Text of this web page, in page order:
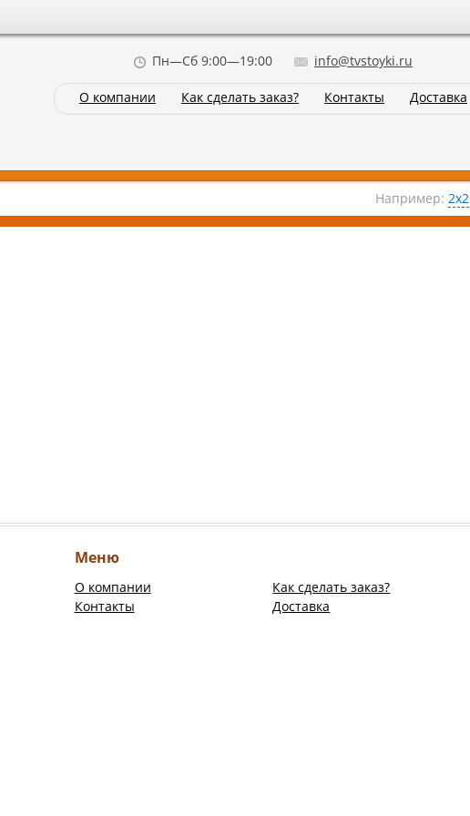
Пн—Сб 9:00—19:00 info@tvstoyki.ru
О компании Как сделать заказ? Контакты Доставка
Например: 2х2
Меню
О компании
Как сделать заказ?
Контакты
Доставка